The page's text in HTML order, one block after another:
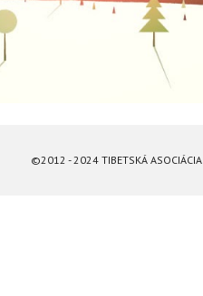
©2012 - 2024 TIBETSKÁ ASOCIÁCIA